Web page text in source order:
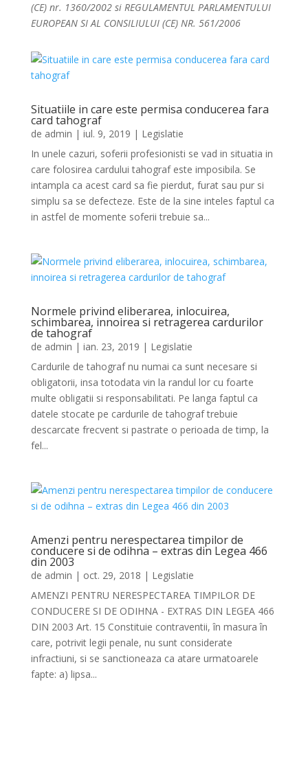
(CE) nr. 1360/2002 si REGULAMENTUL PARLAMENTULUI
EUROPEAN SI AL CONSILIULUI (CE) NR. 561/2006
Situatiile in care este permisa conducerea fara
card tahograf
de admin | iul. 9, 2019 | Legislatie
In unele cazuri, soferii profesionisti se vad in situatia in
care folosirea cardului tahograf este imposibila. Se
intampla ca acest card sa fie pierdut, furat sau pur si
simplu sa se defecteze. Este de la sine inteles faptul ca
in astfel de momente soferii trebuie sa...
Normele privind eliberarea, inlocuirea,
schimbarea, innoirea si retragerea cardurilor
de tahograf
de admin | ian. 23, 2019 | Legislatie
Cardurile de tahograf nu numai ca sunt necesare si
obligatorii, insa totodata vin la randul lor cu foarte
multe obligatii si responsabilitati. Pe langa faptul ca
datele stocate pe cardurile de tahograf trebuie
descarcate frecvent si pastrate o perioada de timp, la
fel...
Amenzi pentru nerespectarea timpilor de
conducere si de odihna – extras din Legea 466
din 2003
de admin | oct. 29, 2018 | Legislatie
AMENZI PENTRU NERESPECTAREA TIMPILOR DE
CONDUCERE SI DE ODIHNA - EXTRAS DIN LEGEA 466
DIN 2003 Art. 15 Constituie contraventii, în masura în
care, potrivit legii penale, nu sunt considerate
infractiuni, si se sanctioneaza ca atare urmatoarele
fapte: a) lipsa...